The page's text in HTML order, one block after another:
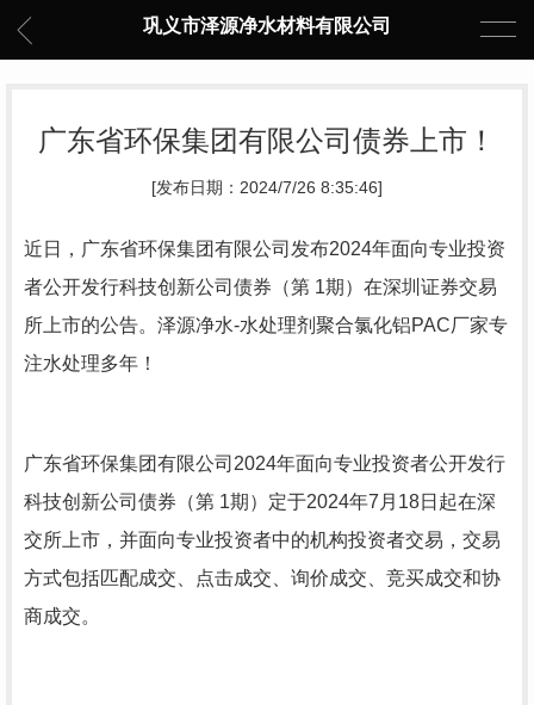
巩义市泽源净水材料有限公司
广东省环保集团有限公司债券上市！
[发布日期：2024/7/26 8:35:46]
近日，广东省环保集团有限公司发布2024年面向专业投资
者公开发行科技创新公司债券（第 1期）在深圳证券交易
所上市的公告。泽源净水-水处理剂 聚合氯化铝PAC厂家专
注水处理多年！
广东省环保集团有限公司2024年面向专业投资者公开发行
科技创新公司债券（第 1期）定于2024年7月18日起在深
交所上市，并面向专业投资者中的机构投资者交易，交易
方式包括匹配成交、点击成交、询价成交、竞买成交和协
商成交。